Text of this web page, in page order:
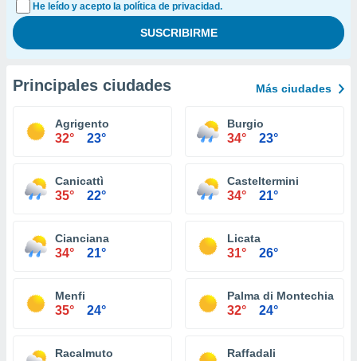
He leído y acepto la política de privacidad.
Principales ciudades Más ciudades
Agrigento
32° 23°
Burgio
34° 23°
Canicattì
35° 22°
Casteltermini
34° 21°
Cianciana
34° 21°
Licata
31° 26°
Menfi
35° 24°
Palma di Montechiaro
32° 24°
Racalmuto Raffadali